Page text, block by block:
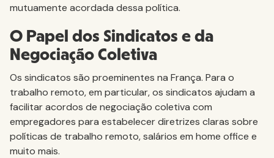
mutuamente acordada dessa política.
O Papel dos Sindicatos e da
Negociação Coletiva
Os sindicatos são proeminentes na França. Para o
trabalho remoto, em particular, os sindicatos ajudam a
facilitar acordos de negociação coletiva com
empregadores para estabelecer diretrizes claras sobre
políticas de trabalho remoto, salários em home office e
muito mais.